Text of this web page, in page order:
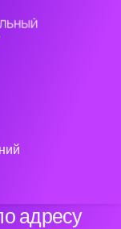
и
адресу